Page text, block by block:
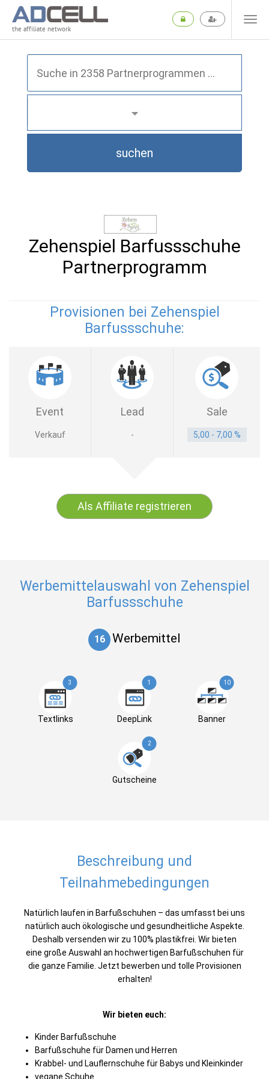
the affiliate network
suchen
Zehenspiel Barfussschuhe
Partnerprogramm
Provisionen bei Zehenspiel
Barfussschuhe:
Event Lead Sale
Verkauf - 5,00 - 7,00 %
Als Affiliate registrieren
Werbemittelauswahl von Zehenspiel
Barfussschuhe
16 Werbemittel
3
Textlinks
1
DeepLink
10
Banner
2
Gutscheine
Beschreibung und
Teilnahmebedingungen
Natürlich laufen in Barfußschuhen – das umfasst bei uns
natürlich auch ökologische und gesundheitliche Aspekte.
Deshalb versenden wir zu 100% plastikfrei. Wir bieten
eine große Auswahl an hochwertigen Barfußschuhen für
die ganze Familie. Jetzt bewerben und tolle Provisionen
erhalten!
Wir bieten euch:
Kinder Barfußschuhe
Barfußschuhe für Damen und Herren
Krabbel- und Lauflernschuhe für Babys und Kleinkinder
vegane Schuhe